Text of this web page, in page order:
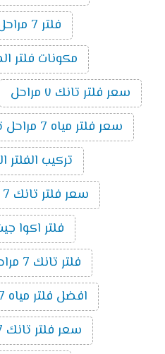
فلتر 7 مراحل تايواني
مكونات فلتر المياه 7
سعر فلتر تانك ٧ مراحل
سعر فلتر مياه 7 مراحل تايواني امريكي 2019
تركيب الفلتر
سعر فلتر تانك 7 مراحل تايواني
فلتر اكوا جيت 7
فلتر تانك 7 مراحل بالتقسيط
افضل فلتر مياه 7 مراحل فتكات
سعر فلتر تانك 7 مراحل 2021